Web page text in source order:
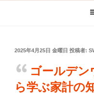
2025年4月25日 金曜日 投稿者:
ゴールデン
ら学ぶ家計の